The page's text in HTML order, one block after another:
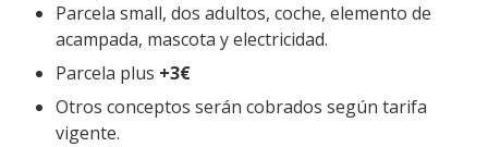
Parcela small, dos adultos, coche, elemento de
acampada, mascota y electricidad.
Parcela plus +3€
Otros conceptos serán cobrados según tarifa
vigente.